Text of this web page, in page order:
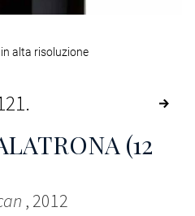
alta risoluzione
(12
, 2012